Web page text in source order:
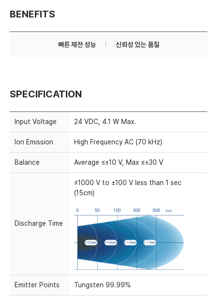
BENEFITS
빠른 제전 성능 신뢰성 있는 품질
SPECIFICATION
Input Voltage 24 VDC, 4.1 W Max.
Ion Emission High Frequency AC (70 kHz)
Balance Average ≤±10 V, Max ≤±30 V
Discharge Time
±1000 V to ±100 V less than 1 sec
(15cm)
Emitter Points Tungsten 99.99%